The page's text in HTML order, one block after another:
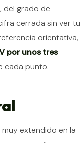
del grado de
cerrada sin ver tu
orientativa,
por unos tres
cada punto.
extendido en la